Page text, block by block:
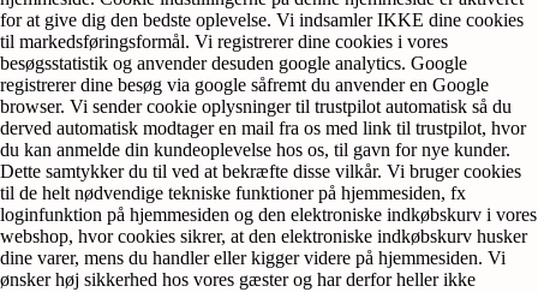
for at give dig den bedste oplevelse. Vi indsamler IKKE dine cookies
til markedsføringsformål. Vi registrerer dine cookies i vores
besøgsstatistik og anvender desuden google analytics. Google
registrerer dine besøg via google såfremt du anvender en Google
browser. Vi sender cookie oplysninger til trustpilot automatisk så du
derved automatisk modtager en mail fra os med link til trustpilot, hvor
du kan anmelde din kundeoplevelse hos os, til gavn for nye kunder.
Dette samtykker du til ved at bekræfte disse vilkår. Vi bruger cookies
til de helt nødvendige tekniske funktioner på hjemmesiden, fx
loginfunktion på hjemmesiden og den elektroniske indkøbskurv i vores
webshop, hvor cookies sikrer, at den elektroniske indkøbskurv husker
dine varer, mens du handler eller kigger videre på hjemmesiden. Vi
ønsker høj sikkerhed hos vores gæster og har derfor heller ikke